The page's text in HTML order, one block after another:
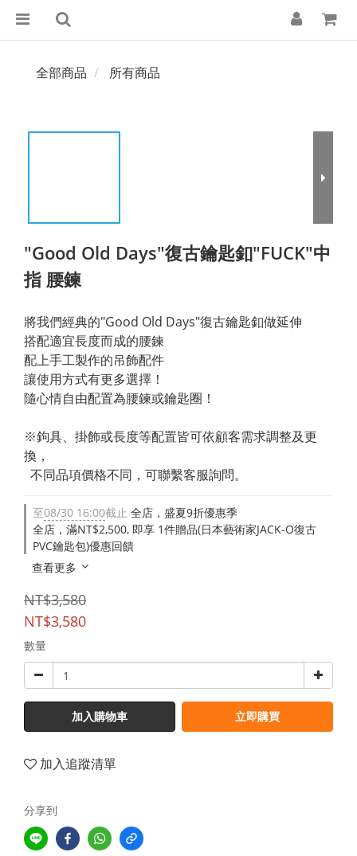
全部商品 所有商品
"Good Old Days"復古鑰匙釦"FUCK"中
指 腰鍊
將我們經典的"Good Old Days"復古鑰匙釦做延伸
搭配適宜長度而成的腰鍊
配上手工製作的吊飾配件
讓使用方式有更多選擇！
隨心情自由配置為腰鍊或鑰匙圈！
※鉤具、掛飾或長度等配置皆可依顧客需求調整及更
換，
  不同品項價格不同，可聯繫客服詢問。
至08/30 16:00截止 全店，盛夏9折優惠季
全店，滿NT$2,500, 即享 1件贈品(日本藝術家JACK-O復古
PVC鑰匙包)優惠回饋
查看更多
NT$3,580
NT$3,580
數量
加入購物車 立即購買
加入追蹤清單
分享到